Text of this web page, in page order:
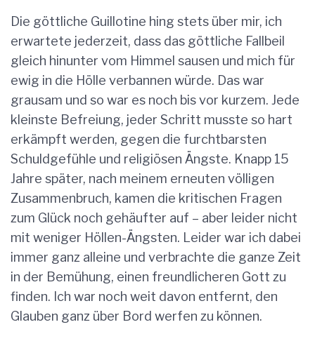
Die göttliche Guillotine hing stets über mir, ich
erwartete jederzeit, dass das göttliche Fallbeil
gleich hinunter vom Himmel sausen und mich für
ewig in die Hölle verbannen würde. Das war
grausam und so war es noch bis vor kurzem. Jede
kleinste Befreiung, jeder Schritt musste so hart
erkämpft werden, gegen die furchtbarsten
Schuldgefühle und religiösen Ängste. Knapp 15
Jahre später, nach meinem erneuten völligen
Zusammenbruch, kamen die kritischen Fragen
zum Glück noch gehäufter auf – aber leider nicht
mit weniger Höllen-Ängsten. Leider war ich dabei
immer ganz alleine und verbrachte die ganze Zeit
in der Bemühung, einen freundlicheren Gott zu
finden. Ich war noch weit davon entfernt, den
Glauben ganz über Bord werfen zu können.